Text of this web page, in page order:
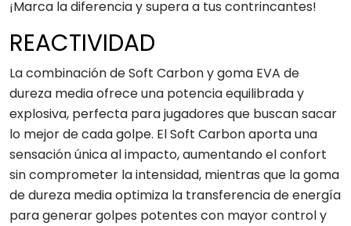
¡Marca la diferencia y supera a tus contrincantes!
REACTIVIDAD
La combinación de Soft Carbon y goma EVA de
dureza media ofrece una potencia equilibrada y
explosiva, perfecta para jugadores que buscan sacar
lo mejor de cada golpe. El Soft Carbon aporta una
sensación única al impacto, aumentando el confort
sin comprometer la intensidad, mientras que la goma
de dureza media optimiza la transferencia de energía
para generar golpes potentes con mayor control y